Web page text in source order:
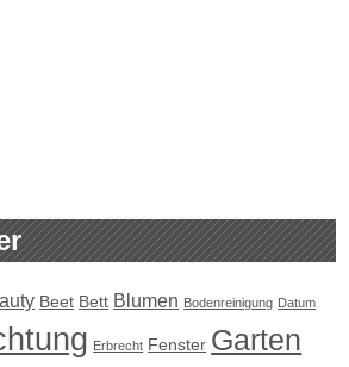
Beet Bett Blumen Bodenreinigung Datum
Erbrecht Fenster Garten